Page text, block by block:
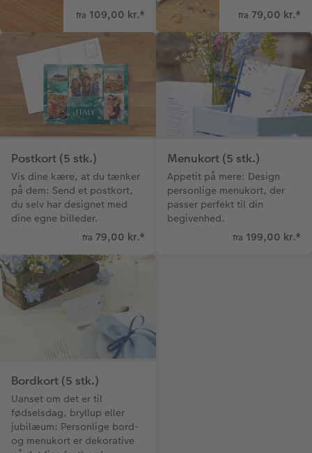
fra 109,00 kr.* fra 79,00 kr.*
Postkort (5 stk.)
Vis dine kære, at du tænker
på dem: Send et postkort,
du selv har designet med
dine egne billeder.
fra 79,00 kr.*
Menukort (5 stk.)
Appetit på mere: Design
personlige menukort, der
passer perfekt til din
begivenhed.
fra 199,00 kr.*
Bordkort (5 stk.)
Uanset om det er til
fødselsdag, bryllup eller
jubilæum: Personlige bord-
og menukort er dekorative